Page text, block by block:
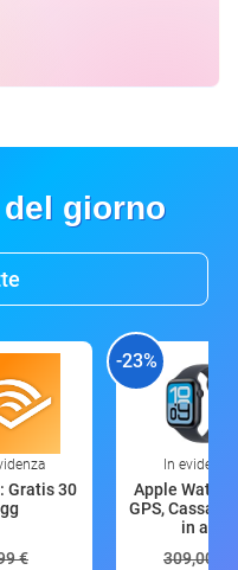
giorno
Gratis 30
gg
€
-23%
In evidenza
Apple Watch
GPS, Cassa
in all
309,00 €